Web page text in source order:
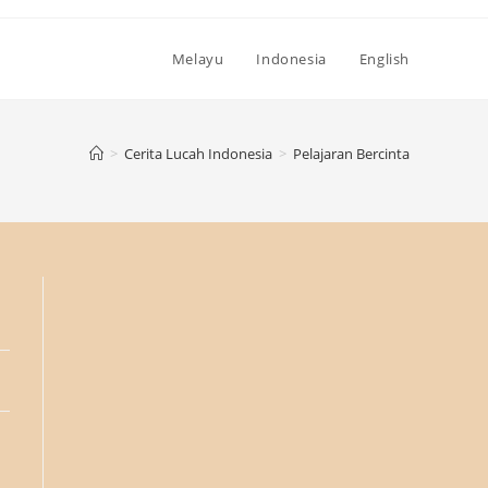
Melayu Indonesia English
> Cerita Lucah Indonesia > Pelajaran Bercinta